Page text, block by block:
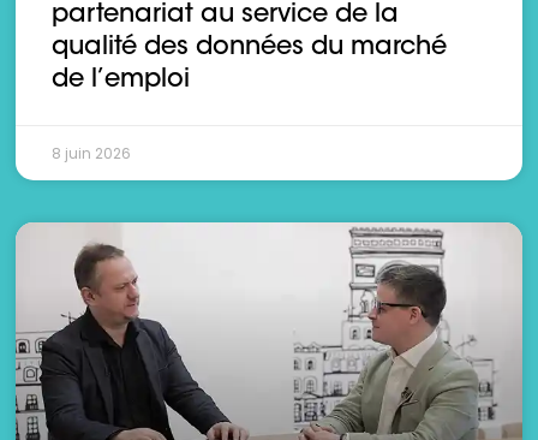
partenariat au service de la
qualité des données du marché
de l’emploi
8 juin 2026